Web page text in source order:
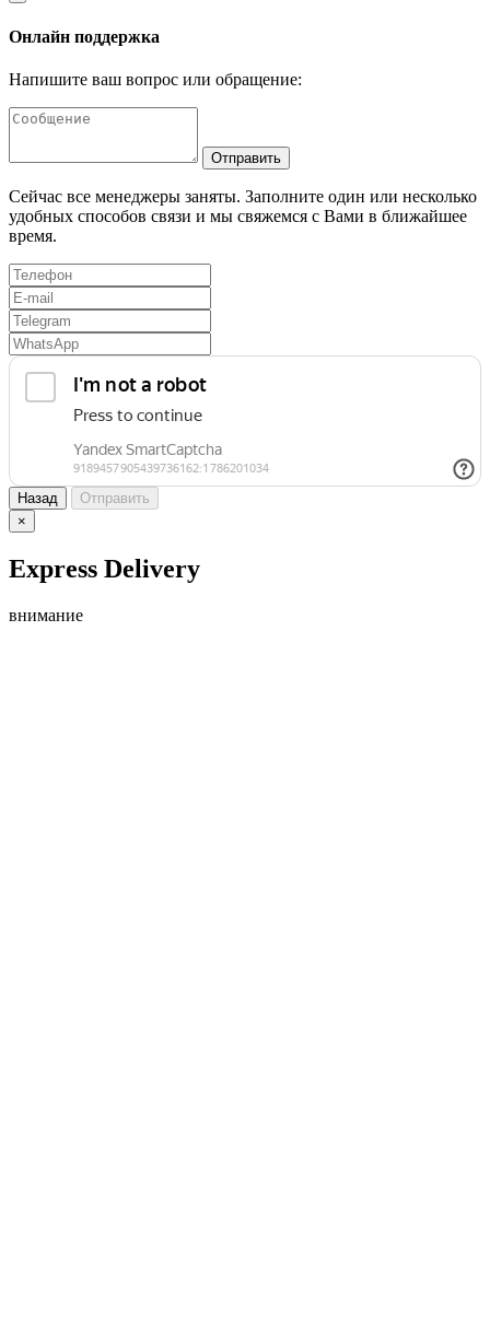
Онлайн поддержка
Напишите ваш вопрос или обращение:
Отправить
Сейчас все менеджеры заняты. Заполните один или несколько
удобных способов связи и мы свяжемся с Вами в ближайшее
время.
Назад
Отправить
×
Express Delivery
внимание